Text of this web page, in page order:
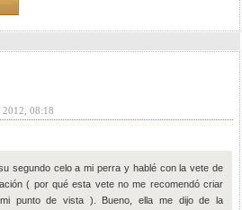
2012, 08:18
segundo celo a mi perra y hablé con la vete de
( por qué esta vete no me recomendó criar
punto de vista ). Bueno, ella me dijo de la